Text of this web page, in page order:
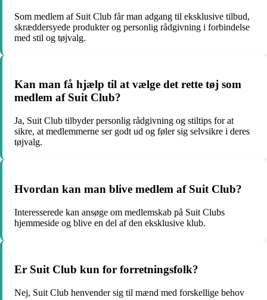
Som medlem af Suit Club får man adgang til eksklusive tilbud,
skræddersyede produkter og personlig rådgivning i forbindelse
med stil og tøjvalg.
Kan man få hjælp til at vælge det rette tøj som
medlem af Suit Club?
Ja, Suit Club tilbyder personlig rådgivning og stiltips for at
sikre, at medlemmerne ser godt ud og føler sig selvsikre i deres
tøjvalg.
Hvordan kan man blive medlem af Suit Club?
Interesserede kan ansøge om medlemskab på Suit Clubs
hjemmeside og blive en del af den eksklusive klub.
Er Suit Club kun for forretningsfolk?
Nej, Suit Club henvender sig til mænd med forskellige behov